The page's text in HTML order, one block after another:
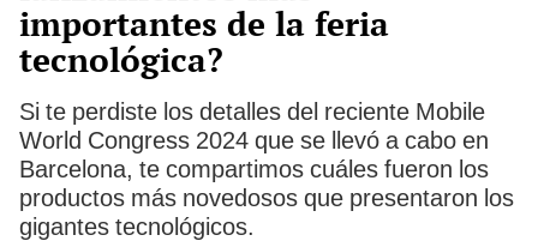
importantes de la feria
tecnológica?
Si te perdiste los detalles del reciente Mobile
World Congress 2024 que se llevó a cabo en
Barcelona, te compartimos cuáles fueron los
productos más novedosos que presentaron los
gigantes tecnológicos.